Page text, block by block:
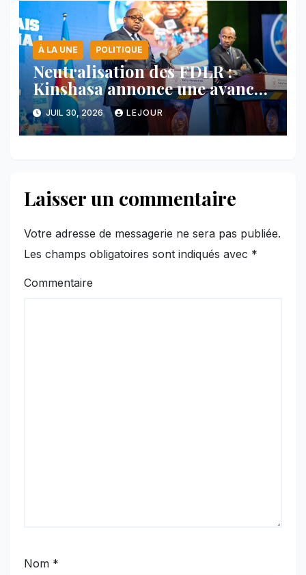
À LA UNE POLITIQUE
Neutralisation des FDLR :
Kinshasa annonce une avancée
majeure et maintient sa ligne
face au Rwanda
JUIL 30, 2026 LEJOUR
Laisser un commentaire
Votre adresse de messagerie ne sera pas publiée.
Les champs obligatoires sont indiqués avec *
Commentaire
Nom *